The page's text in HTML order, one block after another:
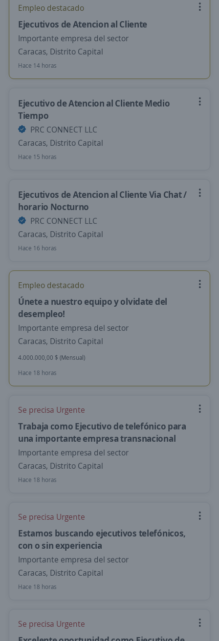
Empleo destacado
Ejecutivos de Atencion al Cliente
Importante empresa del sector
Caracas, Distrito Capital
Hace 14 horas
Ejecutivo de Atencion al Cliente Medio
Tiempo
PRC CONNECT LLC
Caracas, Distrito Capital
Hace 15 horas
Ejecutivos de Atencion al Cliente Via Chat /
horario Nocturno
PRC CONNECT LLC
Caracas, Distrito Capital
Hace 16 horas
Empleo destacado
Únete a nuestro equipo y olvidate del
desempleo!
Importante empresa del sector
Caracas, Distrito Capital
4.000.000,00 $ (Mensual)
Hace 18 horas
Se precisa Urgente
Trabaja como Ejecutivo de telefónico para
una importante empresa transnacional
Importante empresa del sector
Caracas, Distrito Capital
Hace 18 horas
Se precisa Urgente
Estamos buscando ejecutivos telefónicos,
con o sin experiencia
Importante empresa del sector
Caracas, Distrito Capital
Hace 18 horas
Se precisa Urgente